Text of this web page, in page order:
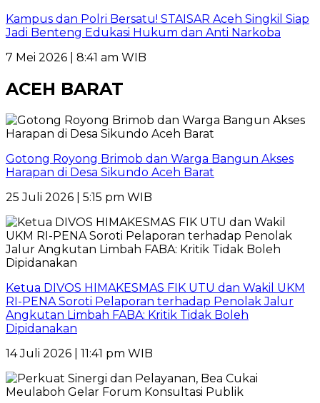
Kampus dan Polri Bersatu! STAISAR Aceh Singkil Siap
Jadi Benteng Edukasi Hukum dan Anti Narkoba
7 Mei 2026 | 8:41 am WIB
ACEH BARAT
Gotong Royong Brimob dan Warga Bangun Akses
Harapan di Desa Sikundo Aceh Barat
25 Juli 2026 | 5:15 pm WIB
Ketua DIVOS HIMAKESMAS FIK UTU dan Wakil UKM
RI-PENA Soroti Pelaporan terhadap Penolak Jalur
Angkutan Limbah FABA: Kritik Tidak Boleh
Dipidanakan
14 Juli 2026 | 11:41 pm WIB